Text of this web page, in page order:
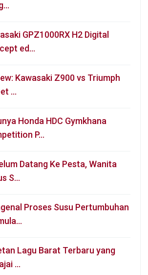
GPZ1000RX H2 Digital
ed…
Kawasaki Z900 vs Triumph
…
Honda HDC Gymkhana
P…
Datang Ke Pesta, Wanita
S…
Proses Susu Pertumbuhan
Lagu Barat Terbaru yang
…